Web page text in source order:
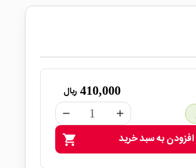
410,000 ریال
remove add
shopping_cart افزودن به سبد خرید